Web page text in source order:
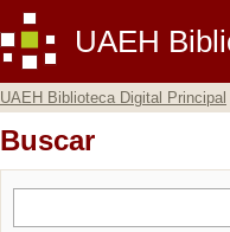
UAEH
Buscar
UAEH Biblioteca Digital Principal
Buscar